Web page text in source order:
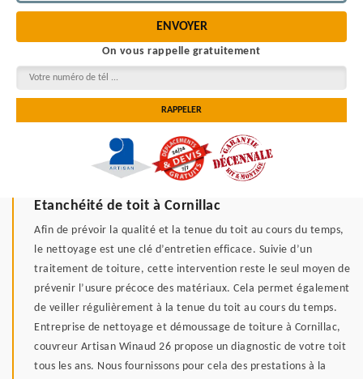
On vous rappelle gratuitement
Etanchéité de toit à Cornillac
Afin de prévoir la qualité et la tenue du toit au cours du temps,
le nettoyage est une clé d’entretien efficace. Suivie d’un
traitement de toiture, cette intervention reste le seul moyen de
prévenir l’usure précoce des matériaux. Cela permet également
de veiller régulièrement à la tenue du toit au cours du temps.
Entreprise de nettoyage et démoussage de toiture à Cornillac,
couvreur Artisan Winaud 26 propose un diagnostic de votre toit
tous les ans. Nous fournissons pour cela des prestations à la